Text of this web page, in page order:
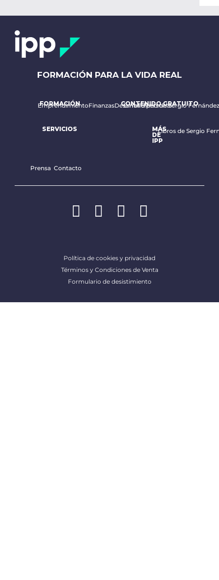
FORMACIÓN PARA LA VIDA REAL
FORMACIÓN
EmprendimientoFinanzasDesarrollo personal
CONTENIDO GRATUITO
Email diario de Sergio Fernández
SERVICIOS
MÁS
DE
IPP
Libros de Sergio
Prensa Contacto
Política de cookies y privacidad
Términos y Condiciones de Venta
Formulario de desistimiento